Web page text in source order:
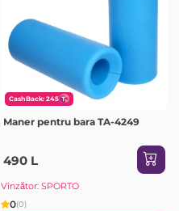
CashBack: 245
Maner pentru bara TA-4249
490 L
Vînzător: SPORTO
0(0)